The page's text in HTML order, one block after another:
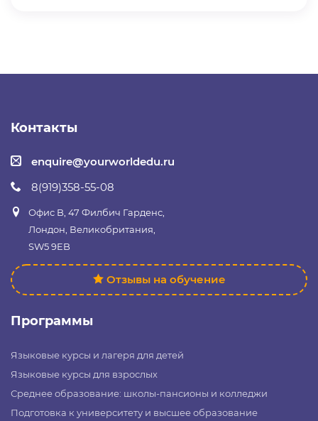
Контакты
enquire@yourworldedu.ru
8(919)358-55-08
Офис B, 47 Филбич Гарденс,
Лондон, Великобритания,
SW5 9EB
Отзывы на обучение
Программы
Языковые курсы и лагеря для детей
Языковые курсы для взрослых
Среднее образование: школы-пансионы и колледжи
Подготовка к университету и высшее образование